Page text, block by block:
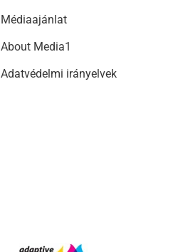
Médiaajánlat
About Media1
Adatvédelmi irányelvek